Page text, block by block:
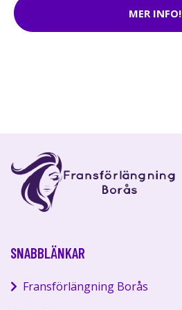
MER INFO!
SNABBLÄNKAR
Fransförlängning Borås